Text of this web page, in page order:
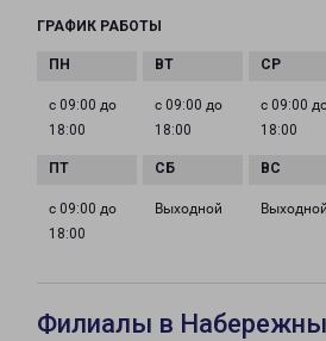
ГРАФИК РАБОТЫ
с 09:00 до
18:00
с 09:00 до
18:00
с 09:00
18:00
с 09:00 до
18:00
Выходной Выходной
Филиалы в